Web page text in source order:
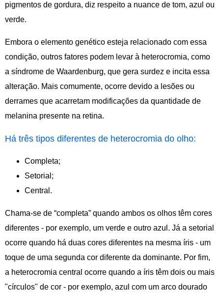
pigmentos de gordura, diz respeito a nuance de tom, azul ou
verde.
Embora o elemento genético esteja relacionado com essa
condição, outros fatores podem levar à heterocromia, como
a síndrome de Waardenburg, que gera surdez e incita essa
alteração. Mais comumente, ocorre devido a lesões ou
derrames que acarretam modificações da quantidade de
melanina presente na retina.
Há três tipos diferentes de heterocromia do olho:
Completa;
Setorial;
Central.
Chama-se de “completa” quando ambos os olhos têm cores
diferentes - por exemplo, um verde e outro azul. Já a setorial
ocorre quando há duas cores diferentes na mesma íris - um
toque de uma segunda cor diferente da dominante. Por fim,
a heterocromia central ocorre quando a íris têm dois ou mais
"círculos" de cor - por exemplo, azul com um arco dourado